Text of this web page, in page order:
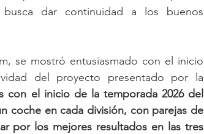
dar continuidad a los buenos
se mostró entusiasmado con el inicio
del proyecto presentado por la
con el inicio de la temporada 2026 del
coche en cada división, con parejas de
por los mejores resultados en las tres